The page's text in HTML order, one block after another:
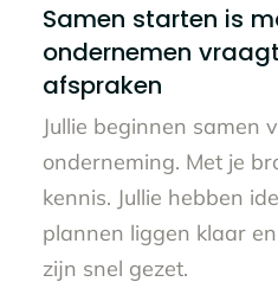
Samen starten is
ondernemen
afspraken
Jullie beginnen samen
onderneming. Met je
kennis. Jullie hebben
plannen liggen klaar
zijn snel gezet.